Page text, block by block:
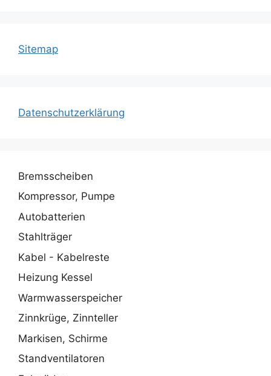
Sitemap
Datenschutzerklärung
Bremsscheiben
Kompressor, Pumpe
Autobatterien
Stahlträger
Kabel - Kabelreste
Heizung Kessel
Warmwasserspeicher
Zinnkrüge, Zinnteller
Markisen, Schirme
Standventilatoren